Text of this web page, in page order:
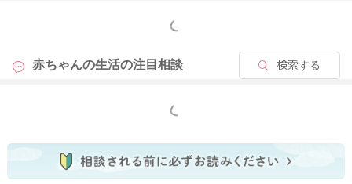
もっと見る
赤ちゃんの生活の注目相談 検索する
もっと見る